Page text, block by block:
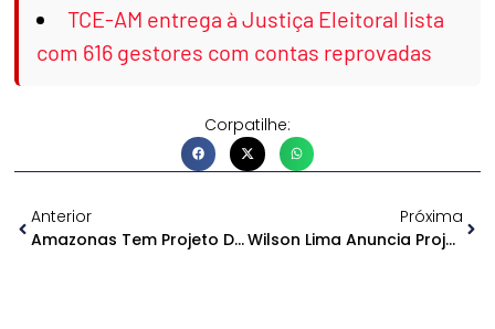
TCE-AM entrega à Justiça Eleitoral lista
com 616 gestores com contas reprovadas
Corpatilhe:
Anterior
Amazonas Tem Projeto Do Primeiro Castramóvel Fluvial Do Mundo
Próxima
Wilson Lima Anuncia Projeto De Lei De Integralidade E Paridade Da Polícia Civil Em Relação À Aposentadoria